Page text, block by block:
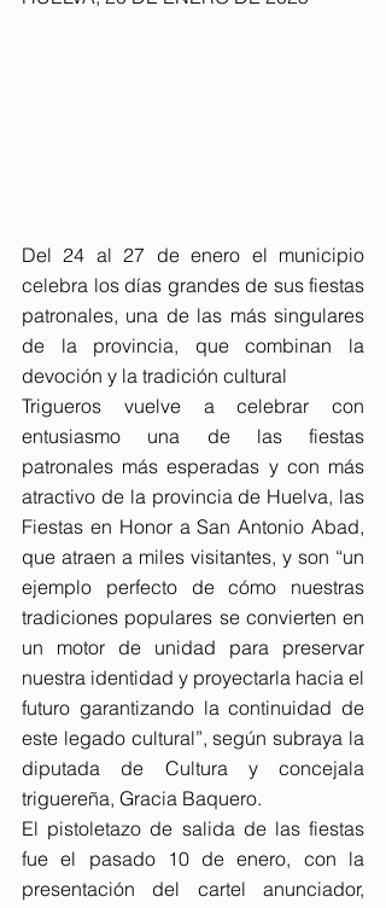
Del 24 al 27 de enero el municipio
celebra los días grandes de sus fiestas
patronales, una de las más singulares
de la provincia, que combinan la
devoción y la tradición cultural
Trigueros vuelve a celebrar con
entusiasmo una de las fiestas
patronales más esperadas y con más
atractivo de la provincia de Huelva, las
Fiestas en Honor a San Antonio Abad,
que atraen a miles visitantes, y son “un
ejemplo perfecto de cómo nuestras
tradiciones populares se convierten en
un motor de unidad para preservar
nuestra identidad y proyectarla hacia el
futuro garantizando la continuidad de
este legado cultural”, según subraya la
diputada de Cultura y concejala
triguereña, Gracia Baquero.
El pistoletazo de salida de las fiestas
fue el pasado 10 de enero, con la
presentación del cartel anunciador,